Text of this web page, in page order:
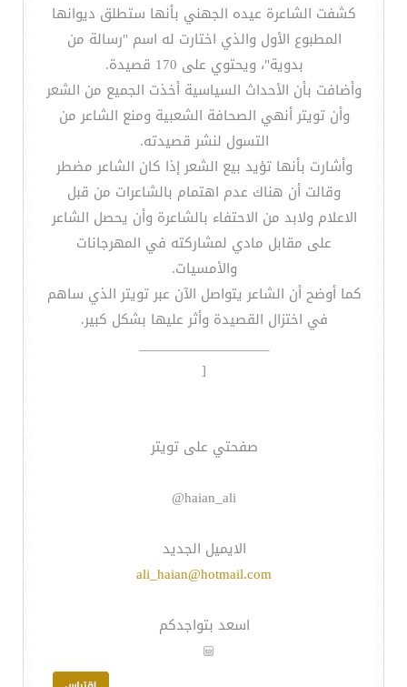
كشفت الشاعرة عيده الجهني بأنها ستطلق ديوانها
المطبوع الأول والذي اختارت له اسم "رسالة من
بدوية"، ويحتوي على 170 قصيدة.
وأضافت بأن الأحداث السياسية أخذت الجميع من الشعر
وأن تويتر أنهي الصحافة الشعبية ومنع الشاعر من
التسول لنشر قصيدته.
وأشارت بأنها تؤيد بيع الشعر إذا كان الشاعر مضطر
وقالت أن هناك عدم اهتمام بالشاعرات من قبل
الاعلام ولابد من الاحتفاء بالشاعرة وأن يحصل الشاعر
على مقابل مادي لمشاركته في المهرجانات
والأمسيات.
كما أوضح أن الشاعر يتواصل الآن عبر تويتر الذي ساهم
في اختزال القصيدة وأثر عليها بشكل كبير.
__________________
[
صفحتي على تويتر
haian_ali@
الايميل الجديد
ali_haian@hotmail.com
اسعد بتواجدكم